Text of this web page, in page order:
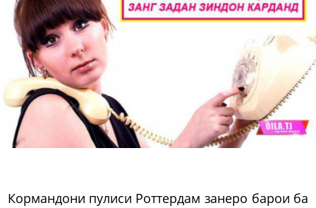
Кормандони пулиси Роттердам занеро барои ба